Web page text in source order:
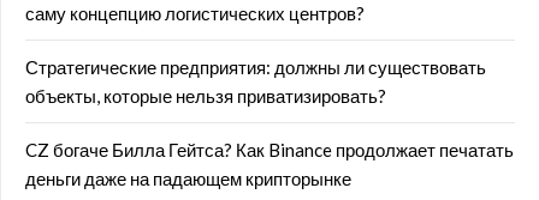
саму концепцию логистических центров?
Стратегические предприятия: должны ли существовать
объекты, которые нельзя приватизировать?
CZ богаче Билла Гейтса? Как Binance продолжает печатать
деньги даже на падающем крипторынке